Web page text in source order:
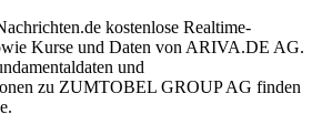
kostenlose Realtime-
Kurse und Daten von ARIVA.DE AG.
und
zu ZUMTOBEL GROUP AG finden
.